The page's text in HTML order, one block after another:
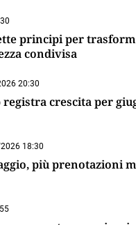
principi per
condivisa
20:30
crescita per
18:30
più prenotazioni